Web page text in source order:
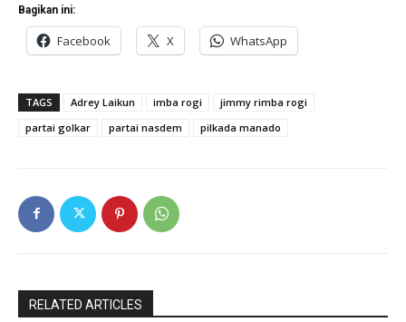
Bagikan ini:
Facebook X WhatsApp
TAGS Adrey Laikun imba rogi
jimmy rimba rogi
partai golkar
partai nasdem pilkada manado
RELATED ARTICLES